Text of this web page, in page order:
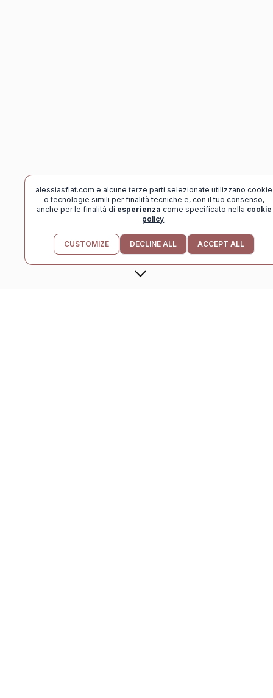
scoll
down
alessiasflat.com e alcune terze parti selezionate utilizzano cookie
o tecnologie simili per finalità tecniche e, con il tuo consenso,
anche per le finalità di esperienza come specificato nella cookie
policy.
CUSTOMIZE DECLINE ALL ACCEPT ALL